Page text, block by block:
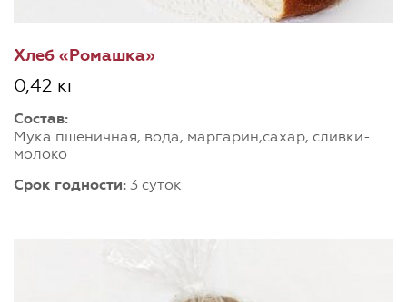
Хлеб «Ромашка»
0,42 кг
Состав:
Мука пшеничная, вода, маргарин,сахар, сливки-
молоко
Срок годности: 3 суток